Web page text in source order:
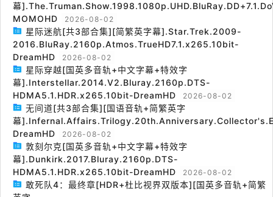
幕
MOMOHD
2026-08-02
星际迷航[共3部合集][简繁英字幕].Star.Trek.2009-
2016.BluRay.2160p.Atmos.TrueHD7.1.x265.10bit-
DreamHD
2026-08-02
星际穿越[国英多音轨+中文字幕+特效字
幕].Interstellar.2014.V2.Bluray.2160p.DTS-
HDMA5.1.HDR.x265.10bit-DreamHD
2026-08-02
无间道[共3部合集][国语音轨+简繁英字
幕
DreamHD
2026-08-02
敦刻尔克[国英多音轨+中文字幕+特效字
幕].Dunkirk.2017.Bluray.2160p.DTS-
HDMA5.1.HDR.x265.10bit-DreamHD
2026-08-02
敢死队4：最终章[HDR+杜比视界双版本][国英多音轨+简繁